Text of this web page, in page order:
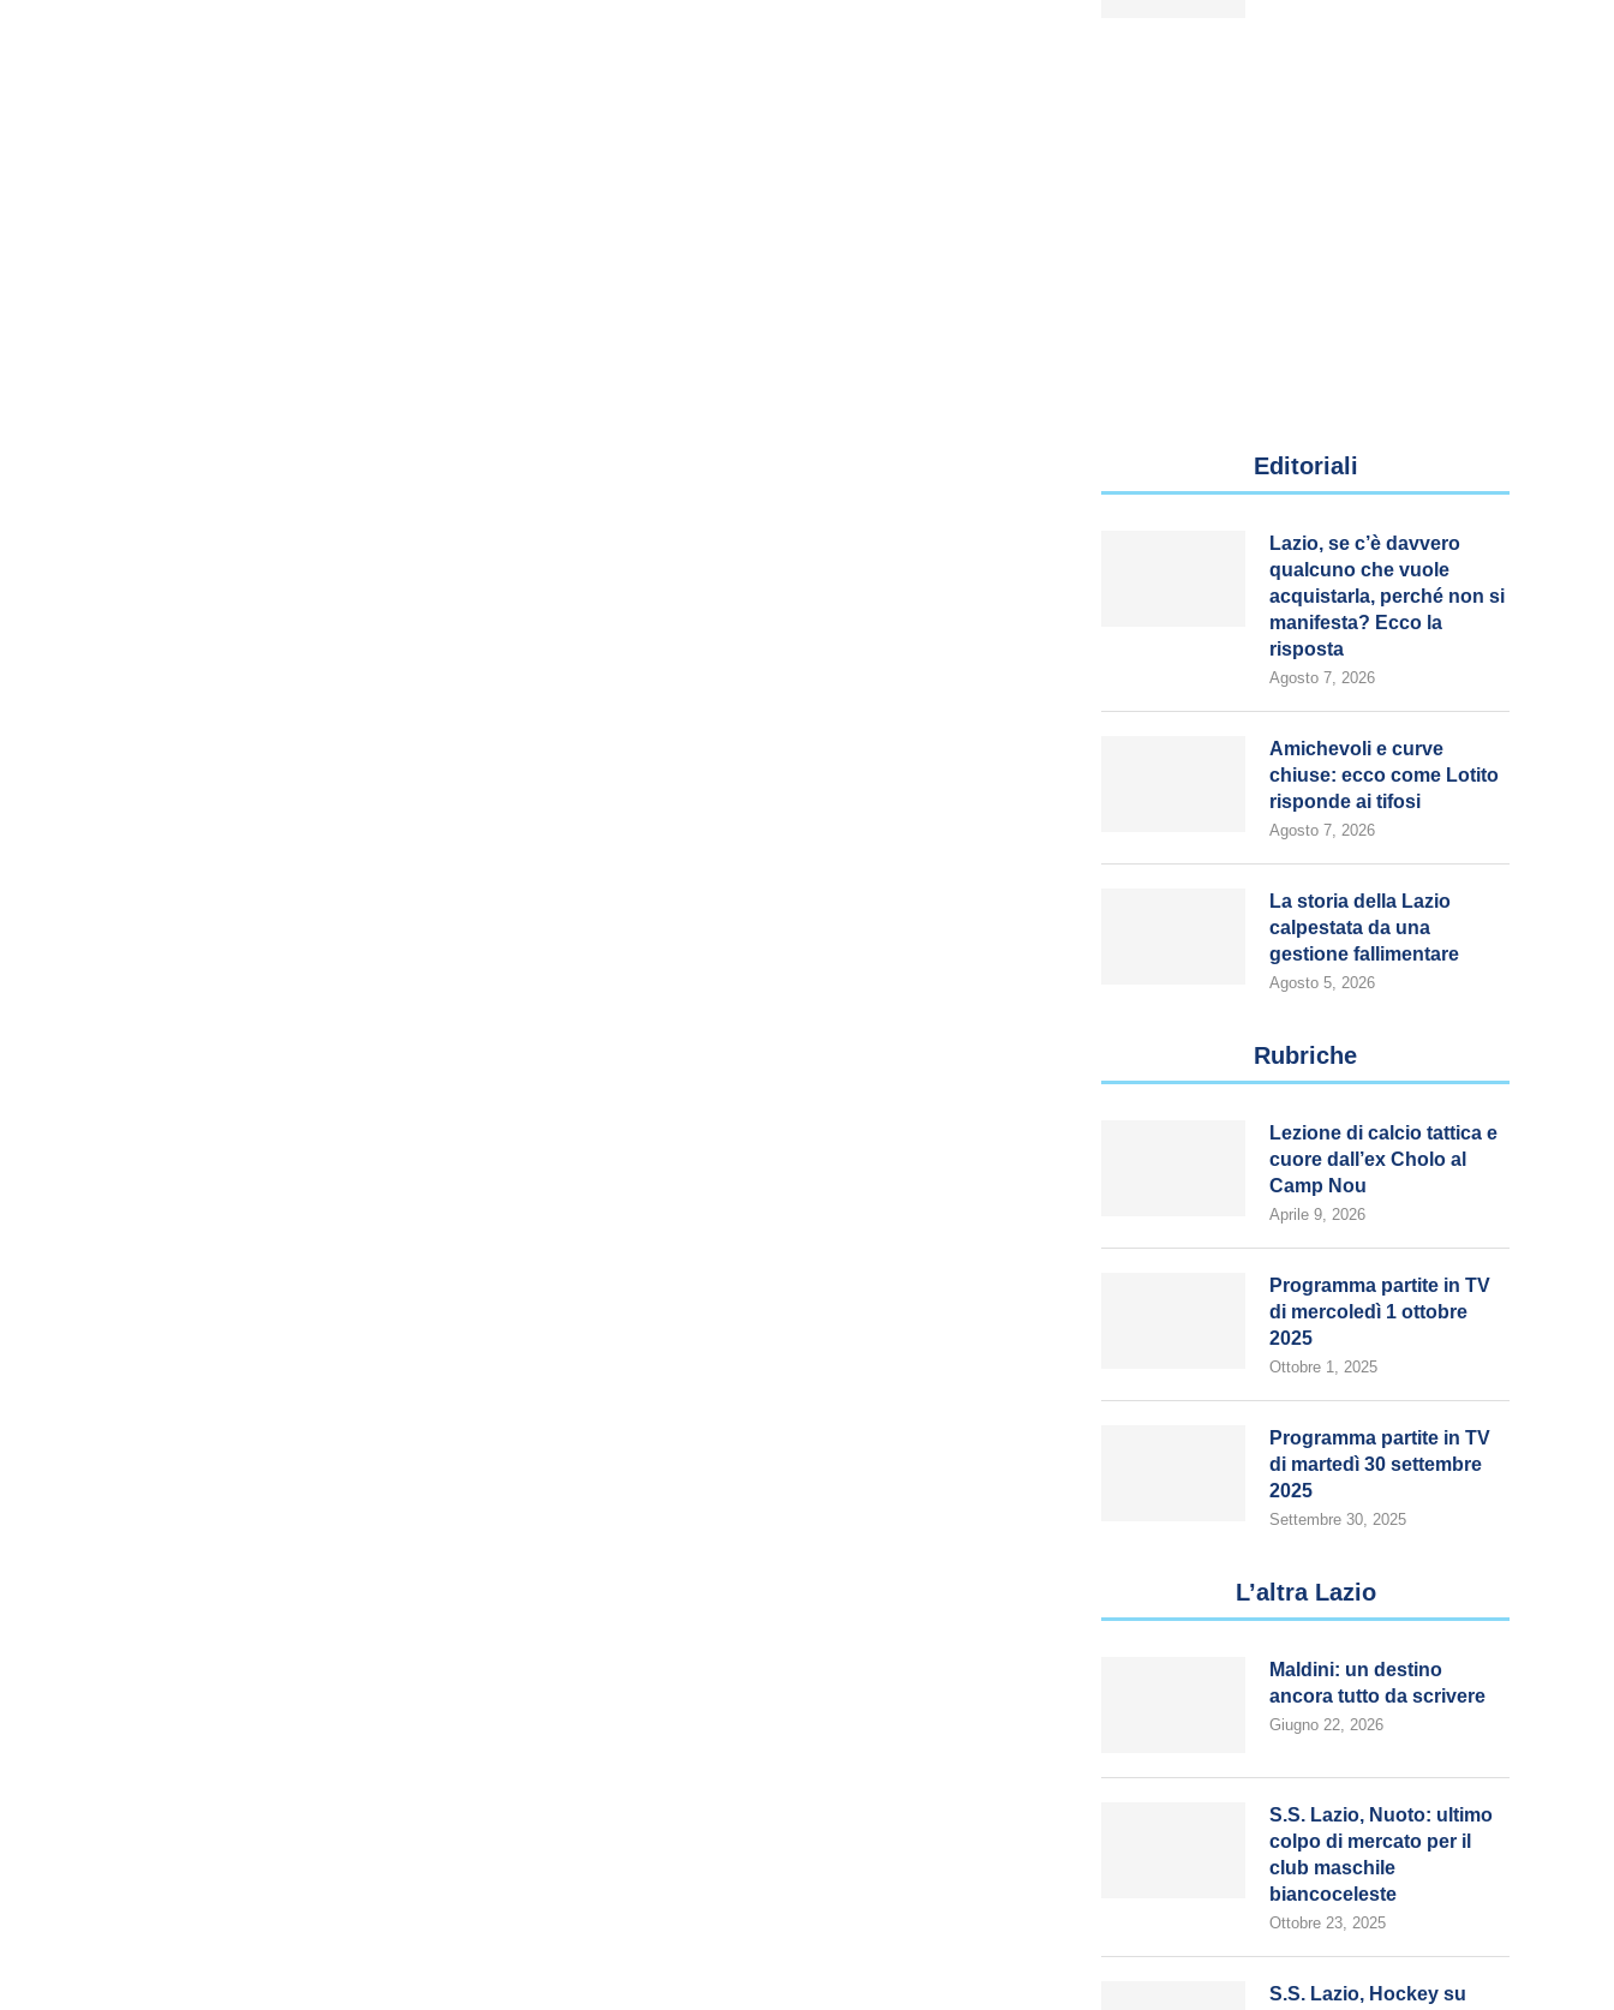
Editoriali
Lazio, se c’è davvero
qualcuno che vuole
acquistarla, perché non si
manifesta? Ecco la
risposta
Agosto 7, 2026
Amichevoli e curve
chiuse: ecco come Lotito
risponde ai tifosi
Agosto 7, 2026
La storia della Lazio
calpestata da una
gestione fallimentare
Agosto 5, 2026
Rubriche
Lezione di calcio tattica e
cuore dall’ex Cholo al
Camp Nou
Aprile 9, 2026
Programma partite in TV
di mercoledì 1 ottobre
2025
Ottobre 1, 2025
Programma partite in TV
di martedì 30 settembre
2025
Settembre 30, 2025
L’altra Lazio
Maldini: un destino
ancora tutto da scrivere
Giugno 22, 2026
S.S. Lazio, Nuoto: ultimo
colpo di mercato per il
club maschile
biancoceleste
Ottobre 23, 2025
S.S. Lazio, Hockey su